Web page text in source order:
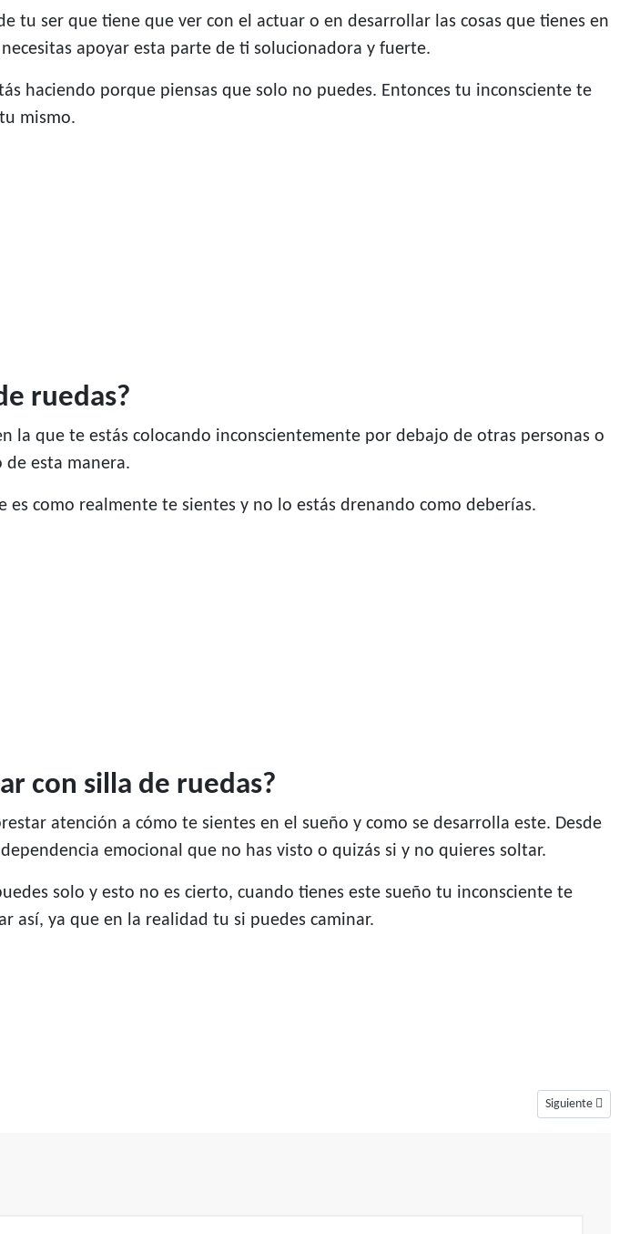
tu ser que tiene que ver con el actuar o en desarrollar las cosas que tienes en
apoyar esta parte de ti solucionadora y fuerte.
haciendo porque piensas que solo no puedes. Entonces tu inconsciente te
mismo.
ruedas?
la que te estás colocando inconscientemente por debajo de otras personas o
esta manera.
como realmente te sientes y no lo estás drenando como deberías.
con silla de ruedas?
atención a cómo te sientes en el sueño y como se desarrolla este. Desde
emocional que no has visto o quizás si y no quieres soltar.
solo y esto no es cierto, cuando tienes este sueño tu inconsciente te
así, ya que en la realidad tu si puedes caminar.
Artículo siguiente:
Siguiente